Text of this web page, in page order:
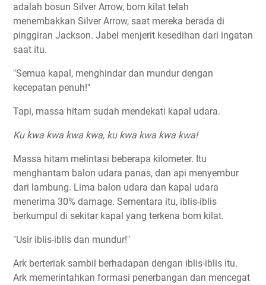
adalah bosun Silver Arrow, bom kilat telah
menembakkan Silver Arrow, saat mereka berada di
pinggiran Jackson. Jabel menjerit kesedihan dari ingatan
saat itu.
"Semua kapal, menghindar dan mundur dengan
kecepatan penuh!"
Tapi, massa hitam sudah mendekati kapal udara.
Ku kwa kwa kwa kwa, ku kwa kwa kwa kwa!
Massa hitam melintasi beberapa kilometer. Itu
menghantam balon udara panas, dan api menyembur
dari lambung. Lima balon udara dan kapal udara
menerima 30% damage. Sementara itu, iblis-iblis
berkumpul di sekitar kapal yang terkena bom kilat.
"Usir iblis-iblis dan mundur!"
Ark berteriak sambil berhadapan dengan iblis-iblis itu.
Ark memerintahkan formasi penerbangan dan mencegat